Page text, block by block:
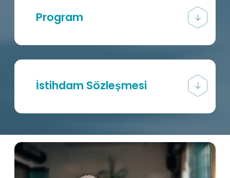
Program
İstihdam Sözleşmesi